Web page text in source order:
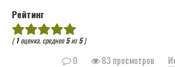
Рейтинг
(1оценка, среднее5из5)
0 83 просмотров